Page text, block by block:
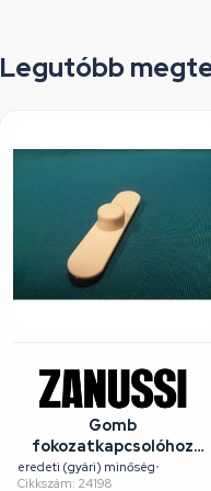
Legutóbb
Gomb
fokozatkapcsolóhoz
(eredeti) ZANUSSI
eredeti (gyári) minőség•
Cikkszám: 24198